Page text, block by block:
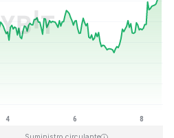
GMT+0